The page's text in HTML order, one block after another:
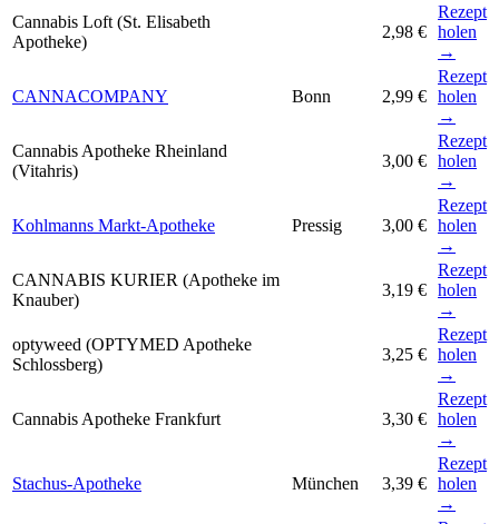
Cannabis Loft (St. Elisabeth
Apotheke)
2,98 €
Rezept
holen
→
CANNACOMPANY Bonn 2,99 €
Rezept
holen
→
Cannabis Apotheke Rheinland
(Vitahris)
3,00 €
Rezept
holen
→
Kohlmanns Markt-Apotheke Pressig 3,00 €
Rezept
holen
→
CANNABIS KURIER (Apotheke im
Knauber)
3,19 €
Rezept
holen
→
optyweed (OPTYMED Apotheke
Schlossberg)
3,25 €
Rezept
holen
→
Cannabis Apotheke Frankfurt 3,30 €
Rezept
holen
→
Stachus-Apotheke München 3,39 €
Rezept
holen
→